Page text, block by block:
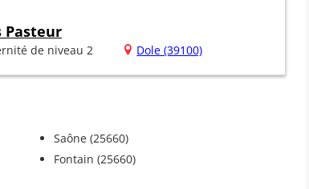
de niveau 2 Dole (39100)
Saône (25660)
Fontain (25660)